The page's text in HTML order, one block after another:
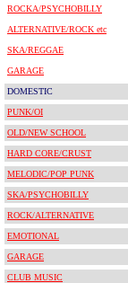
ROCKA/PSYCHOBILLY
ALTERNATIVE/ROCK etc
SKA/REGGAE
GARAGE
DOMESTIC
PUNK/OI
OLD/NEW SCHOOL
HARD CORE/CRUST
MELODIC/POP PUNK
SKA/PSYCHOBILLY
ROCK/ALTERNATIVE
EMOTIONAL
GARAGE
CLUB MUSIC